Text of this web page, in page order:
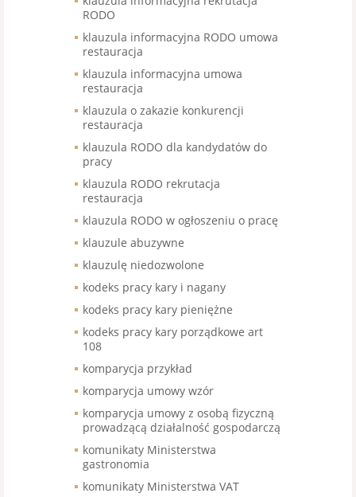
RODO
klauzula informacyjna RODO umowa
restauracja
klauzula informacyjna umowa
restauracja
klauzula o zakazie konkurencji
restauracja
klauzula RODO dla kandydatów do
pracy
klauzula RODO rekrutacja
restauracja
klauzula RODO w ogłoszeniu o pracę
klauzule abuzywne
klauzulę niedozwolone
kodeks pracy kary i nagany
kodeks pracy kary pieniężne
kodeks pracy kary porządkowe art
108
komparycja przykład
komparycja umowy wzór
komparycja umowy z osobą fizyczną
prowadzącą działalność gospodarczą
komunikaty Ministerstwa
gastronomia
komunikaty Ministerstwa VAT